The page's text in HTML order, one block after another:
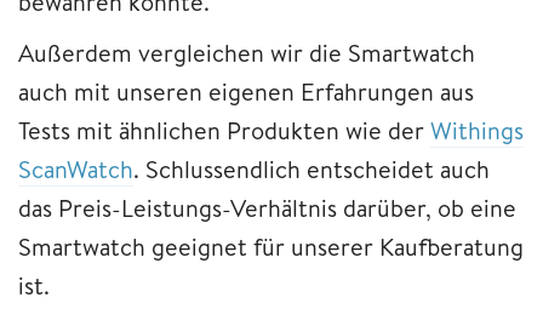
Außerdem vergleichen wir die Smartwatch
auch mit unseren eigenen Erfahrungen aus
Tests mit ähnlichen Produkten wie derWithings
ScanWatch. Schlussendlich entscheidet auch
das Preis-Leistungs-Verhältnis darüber, ob eine
Smartwatch geeignet für unserer Kaufberatung
ist.